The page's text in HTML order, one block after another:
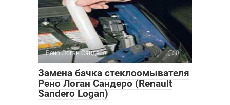
Рено Логан Сандеро 0
Замена бачка стеклоомывателя
Рено Логан Сандеро (Renault
Sandero Logan)